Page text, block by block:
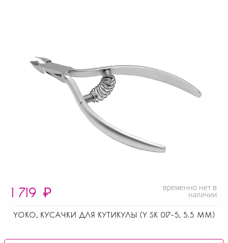
1 719 ₽ временно нет в
наличии
YOKO, КУСАЧКИ ДЛЯ КУТИКУЛЫ (Y SK 017-5, 5.5 ММ)